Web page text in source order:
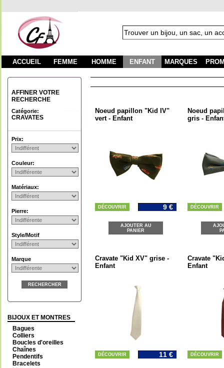
ACCUEIL FEMME HOMME ENFANT MARQUES
AFFINER VOTRE
RECHERCHE
Catégorie:
CRAVATES
Prix:
Couleur:
Matériaux:
Pierre:
Style/Motif
Marque
RECHERCHER
BIJOUX ET MONTRES
Bagues
Colliers
Boucles d'oreilles
Chaînes
Pendentifs
Bracelets
Noeud papillon "Kid IV"
vert - Enfant
DÉCOUVRIR 9 €
AJOUTER AU
PANIER
Noeud
gris -
DÉCOUVRIR
Cravate "Kid XV" grise -
Enfant
DÉCOUVRIR 11 €
Cravate
Enfant
DÉCOUVRIR